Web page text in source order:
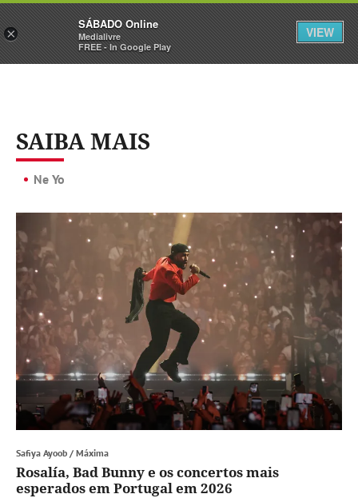
Sábado Assine Iniciar Sessão
SAIBA MAIS
Ne Yo
Safiya Ayoob / Máxima
Rosalía, Bad Bunny e os concertos mais
esperados em Portugal em 2026
×
SÁBADO Online
Medialivre
FREE - In Google Play
VIEW